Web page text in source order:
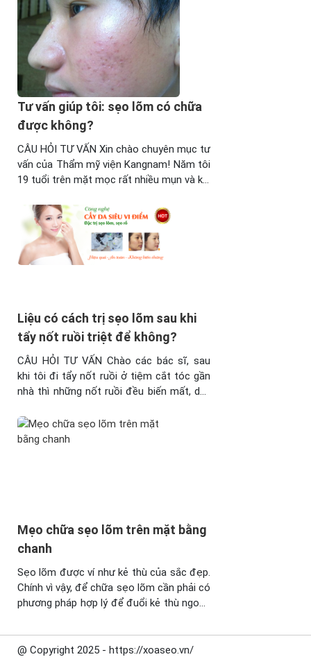
rau
đây
nhé. 1.
...
Khi
ruồi
được
2
Mặc
tẩy
nốt
ruồi
thức
lại ...
Tư vấn giúp tôi: sẹo lõm có chữa
được không?
CÂU HỎI TƯ VẤN Xin chào chuyên mục tư
vấn của Thẩm mỹ viện Kangnam! Năm tôi
19 tuổi trên mặt mọc rất nhiều mụn và khi
tự tin trong cuộc sống. Được biết tại
Thẩm mỹ viện Kangnam có dịch vụ trị
sẹo, vậy bác sĩ ...
Liệu có cách trị sẹo lõm sau khi
tẩy nốt ruồi triệt để không?
CÂU HỎI TƯ VẤN Chào các bác sĩ, sau
khi tôi đi tẩy nốt ruồi ở tiệm cắt tóc gần
nhà thì những nốt ruồi đều biến mất, duy
xuất hiện khiến cho tình trạng da mặt của
tôi ngày càng xấu xí hơn. Vậy bác ...
Mẹo chữa sẹo lõm trên mặt bằng
chanh
Sẹo lõm được ví như kẻ thù của sắc đẹp.
Chính vì vậy, để chữa sẹo lõm cần phải có
phương pháp hợp lý để đuổi kẻ thù ngoan
Dưới đây chúng tôi sẽ chỉ cho bạn mẹo
chữa sẹo lõm trên mặt bằng chanh. Sẹo
@ Copyright 2025 - https://xoaseo.vn/